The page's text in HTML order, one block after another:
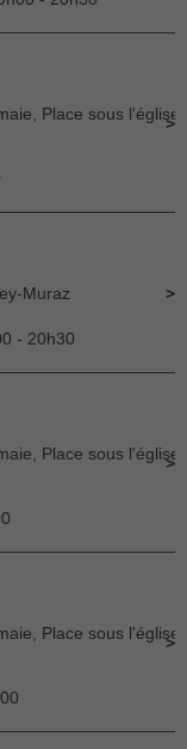
Place sous l'église
Muraz
- 20h30
Place sous l'église
Place sous l'église